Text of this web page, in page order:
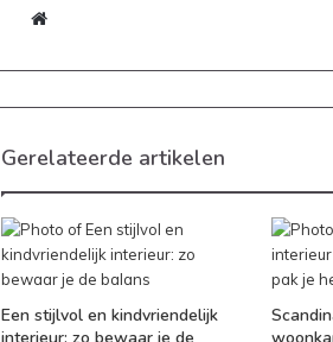
Website
Gerelateerde artikelen
Een stijlvol en kindvriendelijk
eten
zet
je
elke
dag
een
lekkere
maaltijd
op
Goedkoop eten maken: zo
dag een lekkere maaltijd op